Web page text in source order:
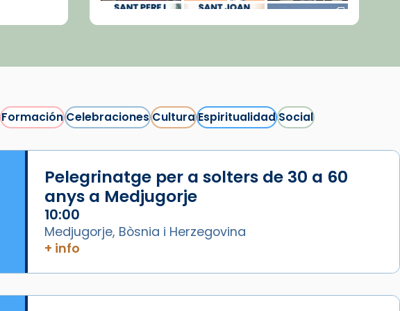
Cargar más...
FormaciónCelebracionesCulturaEspiritualidadSocial
Pelegrinatge per a solters de 30 a 60
anys a Medjugorje
10:00
Medjugorje, Bòsnia i Herzegovina
+ info